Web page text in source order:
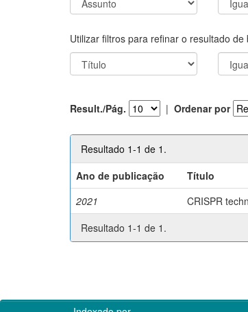
Utilizar filtros para refinar o resultado de
Result./Pág. | Ordenar por
Resultado 1-1 de 1.
Ano de publicação
Título
2021
CRISPR
Resultado 1-1 de 1.